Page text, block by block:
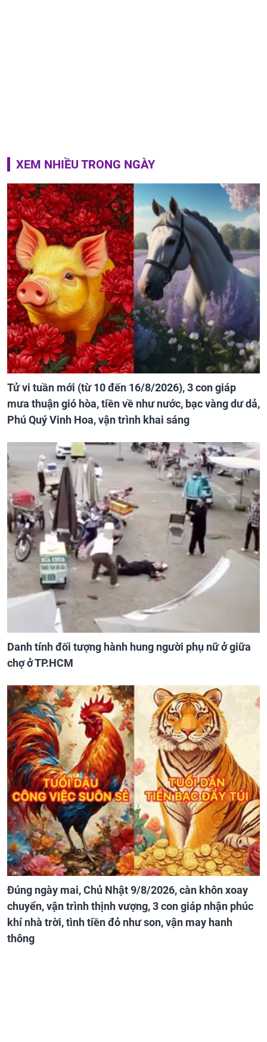
XEM NHIỀU TRONG NGÀY
Tử vi tuần mới (từ 10 đến 16/8/2026), 3 con giáp
mưa thuận gió hòa, tiền về như nước, bạc vàng dư dả,
Phú Quý Vinh Hoa, vận trình khai sáng
Danh tính đối tượng hành hung người phụ nữ ở giữa
chợ ở TP.HCM
Đúng ngày mai, Chủ Nhật 9/8/2026, càn khôn xoay
chuyển, vận trình thịnh vượng, 3 con giáp nhận phúc
khí nhà trời, tình tiền đỏ như son, vận may hanh
thông